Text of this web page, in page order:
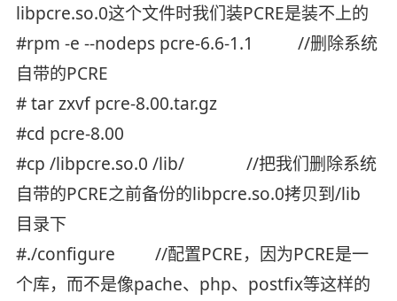
libpcre.so.0这个文件时我们装PCRE是装不上的
#rpm -e --nodeps pcre-6.6-1.1 //删除系统
自带的PCRE
# tar zxvf pcre-8.00.tar.gz
#cd pcre-8.00
#cp /libpcre.so.0 /lib/ //把我们删除系统
自带的PCRE之前备份的libpcre.so.0拷贝到/lib
目录下
#./configure //配置PCRE，因为PCRE是一
个库，而不是像pache、php、postfix等这样的